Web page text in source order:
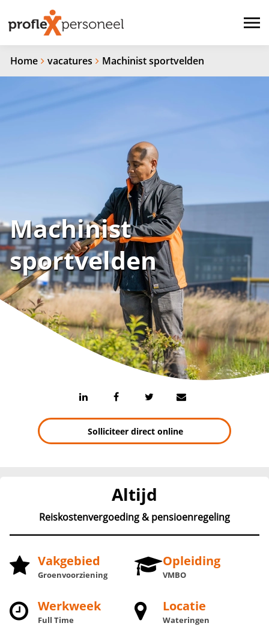
Home vacatures Machinist sportvelden
Machinist
sportvelden
Solliciteer direct online
Altijd
Reiskostenvergoeding & pensioenregeling
Vakgebied
Groenvoorziening
Opleiding
VMBO
Werkweek
Full Time
Locatie
Wateringen